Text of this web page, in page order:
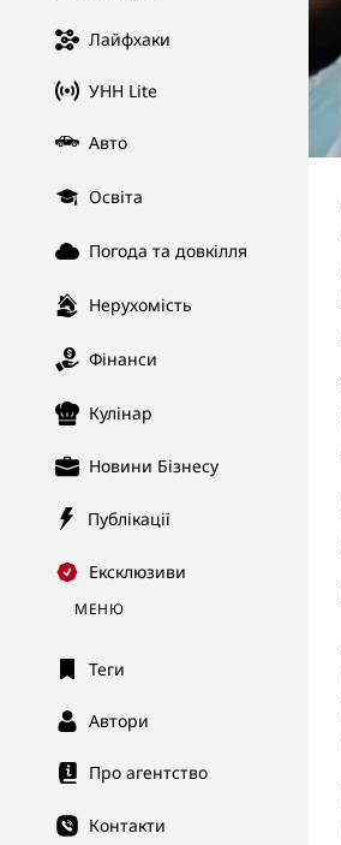
Лайфхаки
УНН Lite
Авто
Освіта
Погода та довкілля
Нерухомість
Фінанси
Кулінар
Новини Бізнесу
Публікації
Ексклюзиви
МЕНЮ
Теги
Автори
Про агентство
Контакти